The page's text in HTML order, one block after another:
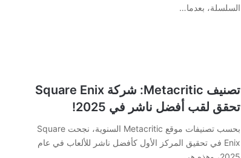
السلسلة، بعدما…
تصنيف Metacritic: شركة Square Enix
تحقق لقب أفضل ناشر في 2025!
بحسب تصنيفات موقع Metacritic السنوية، نجحت Square
Enix في تحقيق المركز الأول كأفضل ناشر للألعاب في عام